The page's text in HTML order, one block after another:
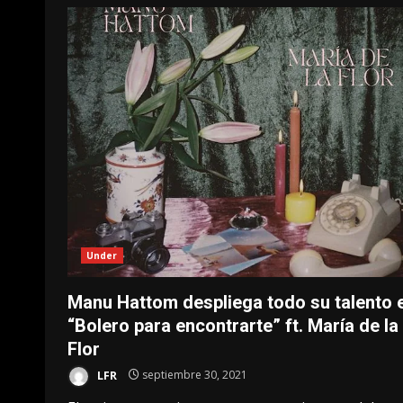
Under
Manu Hattom despliega todo su talento
“Bolero para encontrarte” ft. María de la
Flor
LFR septiembre 30, 2021